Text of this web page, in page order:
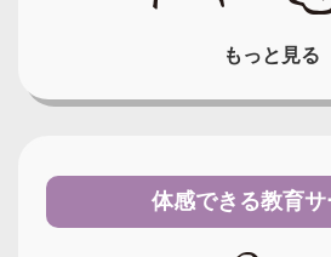
もっと見る
体感できる教育サ